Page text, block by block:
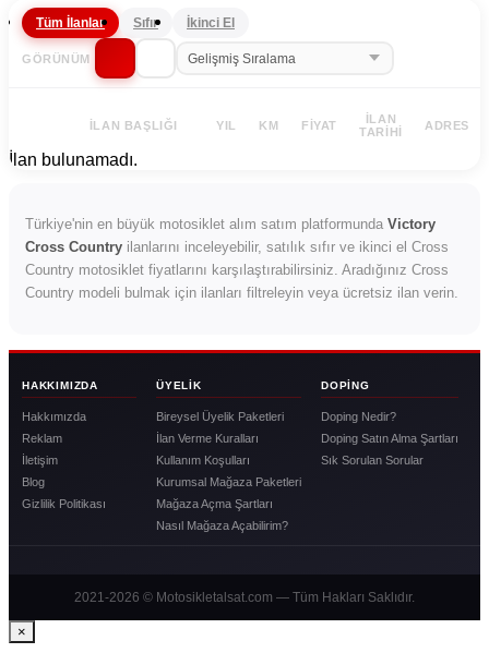
Tüm İlanlar Sıfır İkinci El
GÖRÜNÜM
İLAN BAŞLIĞI YIL KM FIYAT
İLAN
TARIHI
ADRES
İlan bulunamadı.
Türkiye'nin en büyük motosiklet alım satım platformunda Victory
Cross Country ilanlarını inceleyebilir, satılık sıfır ve ikinci el Cross
Country motosiklet fiyatlarını karşılaştırabilirsiniz. Aradığınız Cross
Country modeli bulmak için ilanları filtreleyin veya ücretsiz ilan verin.
HAKKIMIZDA
Hakkımızda
Reklam
İletişim
Blog
Gizlilik Politikası
ÜYELIK
Bireysel Üyelik Paketleri
İlan Verme Kuralları
Kullanım Koşulları
Kurumsal Mağaza Paketleri
Mağaza Açma Şartları
Nasıl Mağaza Açabilirim?
DOPING
Doping Nedir?
Doping Satın Alma Şartları
Sık Sorulan Sorular
2021-2026 © Motosikletalsat.com — Tüm Hakları Saklıdır.
×